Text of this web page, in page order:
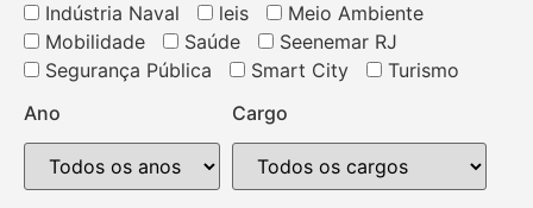
Indústria Naval
leis
Meio Ambiente
Mobilidade
Saúde
Seenemar RJ
Segurança Pública
Smart City
Turismo
Ano
Cargo